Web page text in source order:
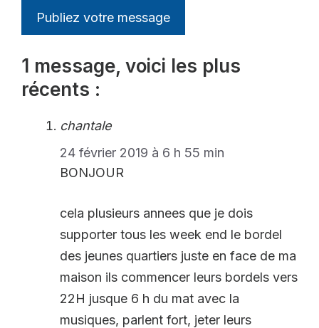
1 message, voici les plus
récents :
chantale
24 février 2019 à 6 h 55 min
BONJOUR
cela plusieurs annees que je dois
supporter tous les week end le bordel
des jeunes quartiers juste en face de ma
maison ils commencer leurs bordels vers
22H jusque 6 h du mat avec la
musiques, parlent fort, jeter leurs